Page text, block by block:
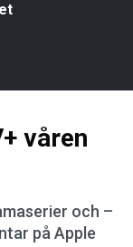
våren
och –
på Apple